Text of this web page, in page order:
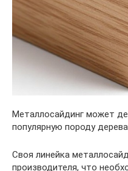
Металлосайдинг может
популярную породу дерева
Своя линейка
производителя, что